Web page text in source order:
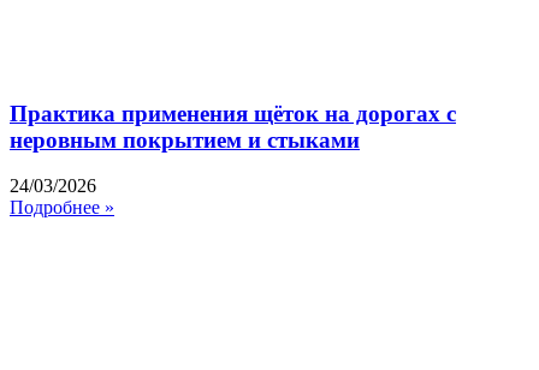
Практика применения щёток на дорогах с
неровным покрытием и стыками
24/03/2026
Подробнее »